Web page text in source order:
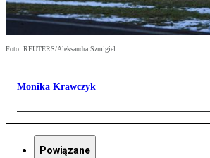
Foto: REUTERS/Aleksandra Szmigiel
Monika Krawczyk
Powiązane